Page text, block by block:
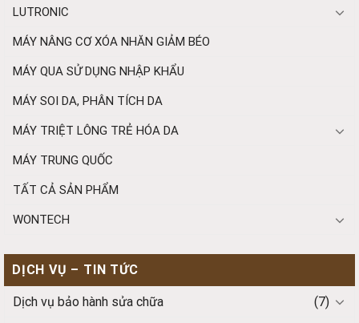
LUTRONIC
MÁY NÂNG CƠ XÓA NHĂN GIẢM BÉO
MÁY QUA SỬ DỤNG NHẬP KHẨU
MÁY SOI DA, PHÂN TÍCH DA
MÁY TRIỆT LÔNG TRẺ HÓA DA
MÁY TRUNG QUỐC
TẤT CẢ SẢN PHẨM
WONTECH
DỊCH VỤ – TIN TỨC
Dịch vụ bảo hành sửa chữa
(7)